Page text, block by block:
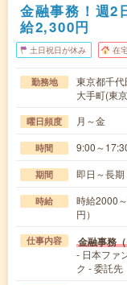
金融事務！週2
給2,300円
土日祝日が休み 在
勤務地
東京都千代
大手町(東
曜日頻度 月～金
時間 9:00～
期間 即日～長期
時給
時給2000
円）
仕事内容 金融事務
- 日本ファ
ク - 委託